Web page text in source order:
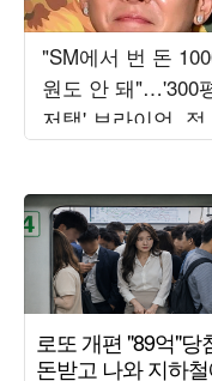
"SM에서 번 돈
원도 안 돼"…'300
저택' 브라이언, 정산
금 고백 ('개과천